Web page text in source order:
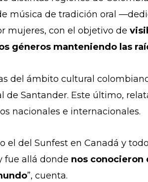
música de tradición oral
mujeres, con el objetivo de
géneros manteniendo las
del ámbito cultural
de Santander. Este último,
nacionales e internacionales.
el del Sunfest en Canadá y
fue allá donde nos conocieron
”, cuenta.